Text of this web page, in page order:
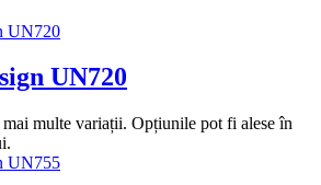
UN720
mai multe variații. Opțiunile pot fi alese în